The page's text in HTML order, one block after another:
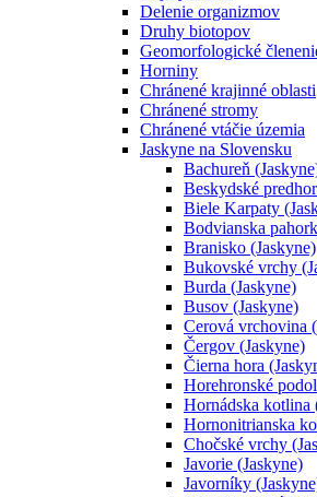
Delenie organizmov
Druhy biotopov
Geomorfologické
Horniny
Chránené krajinné oblasti
Chránené stromy
Chránené vtáčie územia
Jaskyne na Slovensku
Bachureň
Beskydské
Biele Karpaty
Bodvianska
Branisko (Jaskyne)
Bukovské vrchy
Burda (Jaskyne)
Busov (Jaskyne)
Cerová vrchovina
Čergov (Jaskyne)
Čierna hora
Horehronské
Hornádska kotlina
Hornonitrianska
Chočské vrchy
Javorie (Jaskyne)
Javorníky